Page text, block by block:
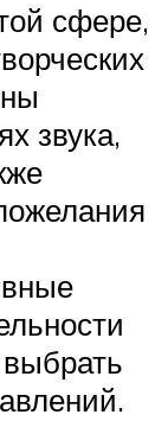
сфере,
звука,